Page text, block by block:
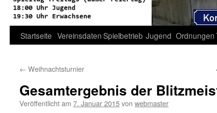
Startseite VereinsdatenSpielbetrieb Jugend Ordnungen
← Weihnachtsturnier
Gesamtergebnis der
Veröffentlicht am 7. Januar 2015von webmaster